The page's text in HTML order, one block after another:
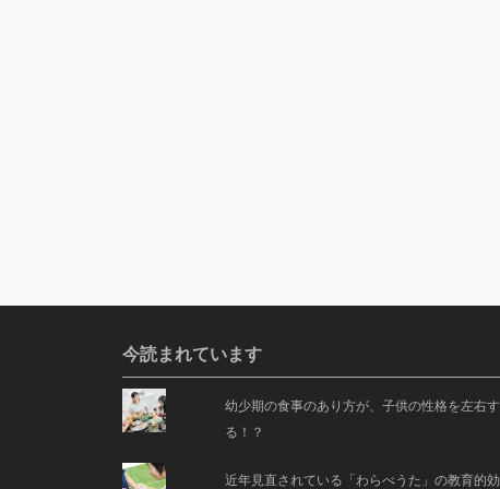
今読まれています
幼少期の食事のあり方が、子供の性格を左右す
る！？
近年見直されている「わらべうた」の教育的効